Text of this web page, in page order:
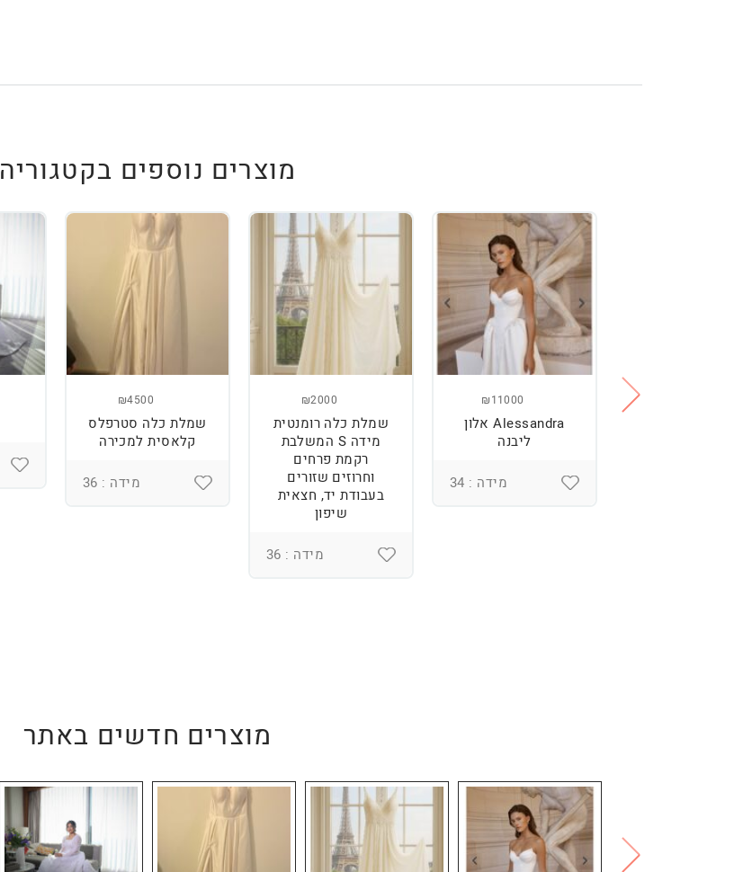
מוצרים נוספים בקטגוריה
₪11000
Alessandra אלון
ליבנה
מידה : 34
₪2000
שמלת כלה רומנטית
מידה S המשלבת
רקמת פרחים
וחרוזים שזורים
בעבודת יד, חצאית
שיפון
מידה : 36
₪4500
שמלת כלה סטרפלס
קלאסית למכירה
מידה : 36
מוצרים חדשים באתר